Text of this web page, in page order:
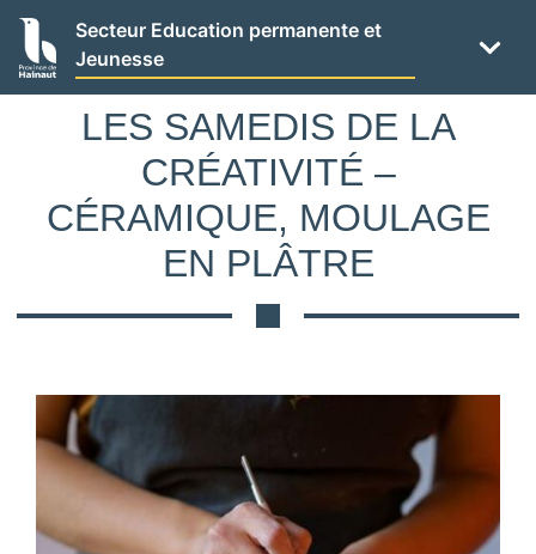
Panneau de gestion des cookies
Aller
contenu
principal
Secteur Education permanente et
Jeunesse
LES SAMEDIS DE LA
CRÉATIVITÉ –
CÉRAMIQUE, MOULAGE
EN PLÂTRE